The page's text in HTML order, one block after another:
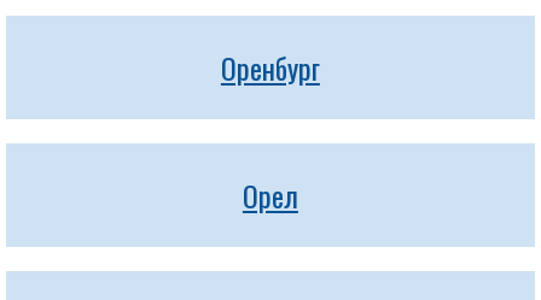
Оренбург
Орел